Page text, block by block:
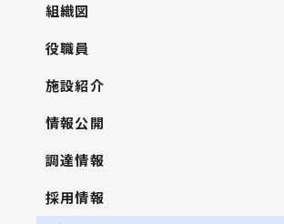
組織図
役職員
施設紹介
情報公開
調達情報
採用情報